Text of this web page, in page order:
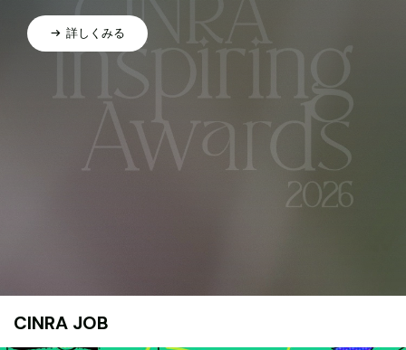
詳しくみる
CINRA JOB